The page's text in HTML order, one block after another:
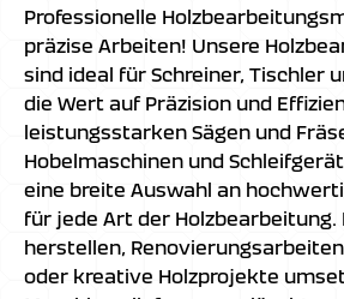
Professionelle
präzise Arbeiten! Unsere
sind ideal für Schreiner, Tischler
die Wert auf Präzision und
leistungsstarken Sägen und
Hobelmaschinen und
eine breite Auswahl an
für jede Art der Holzbearbeitung.
herstellen,
oder kreative Holzprojekte